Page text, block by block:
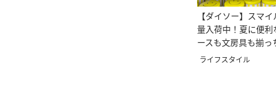
【ダイソー】スマ
量入荷中！夏に便利
ースも文房具も揃
ライフスタイル